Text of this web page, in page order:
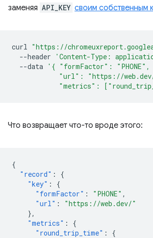
заменяя API_KEY своим собственным
curl "https://
--header
'Content-Type:
--data '{ "formFactor": "PHONE",
"url": "https://
"metrics":
Что возвращает что-то вроде этого:
{
"record" :
{
"key" :
{
"formFactor" : "PHONE" ,
"url" :
"https://web.dev/"
},
"metrics" :
{
"round_trip_time" :
{